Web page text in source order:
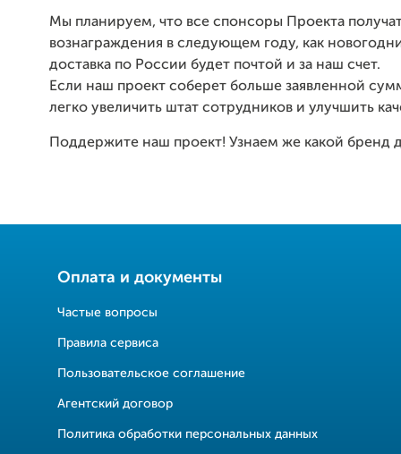
Мы планируем, что все спонсоры Проекта
вознаграждения в следующем году, как
доставка по России будет почтой и за наш счет.
Если наш проект соберет больше заявленной
легко увеличить штат сотрудников и улучшить
Поддержите наш проект! Узнаем же какой бренд
Оплата и документы
Частые вопросы
Правила сервиса
Пользовательское соглашение
Агентский договор
Политика обработки персональных данных